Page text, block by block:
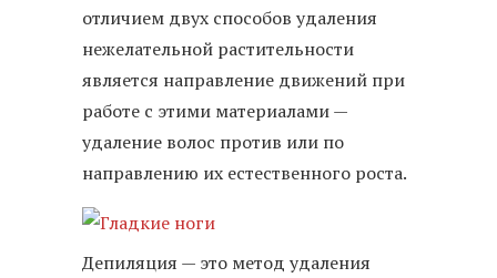
отличием двух способов удаления
нежелательной растительности
является направление движений при
работе с этими материалами —
удаление волос против или по
направлению их естественного роста.
Депиляция — это метод удаления